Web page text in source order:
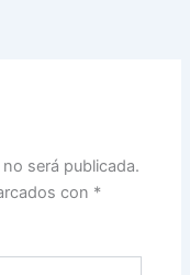
será publicada.
con *